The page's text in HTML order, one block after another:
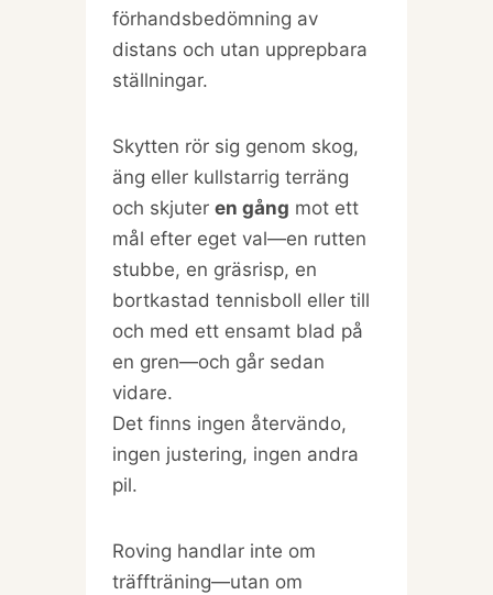
förhandsbedömning av
distans och utan upprepbara
ställningar.
Skytten rör sig genom skog,
äng eller kullstarrig terräng
och skjuter en gång mot ett
mål efter eget val—en rutten
stubbe, en gräsrisp, en
bortkastad tennisboll eller till
och med ett ensamt blad på
en gren—och går sedan
vidare.
Det finns ingen återvändo,
ingen justering, ingen andra
pil.
Roving handlar inte om
träffträning—utan om